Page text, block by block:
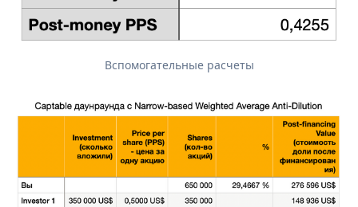
Вспомогательные расчеты